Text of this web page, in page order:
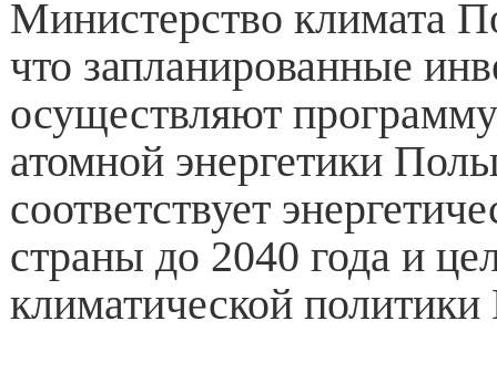
Министерство климата
что запланированные
осуществляют
атомной энергетики
соответствует
страны до 2040 года и
климатической